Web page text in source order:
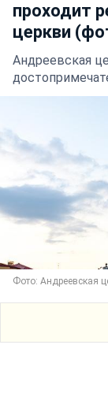
проходит
церкви
Андреевская
Фото: Андреевская